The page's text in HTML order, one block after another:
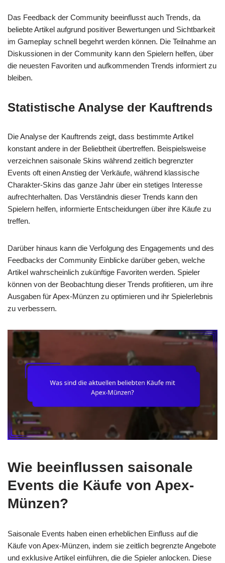
Das Feedback der Community beeinflusst auch Trends, da
beliebte Artikel aufgrund positiver Bewertungen und Sichtbarkeit
im Gameplay schnell begehrt werden können. Die Teilnahme an
Diskussionen in der Community kann den Spielern helfen, über
die neuesten Favoriten und aufkommenden Trends informiert zu
bleiben.
Statistische Analyse der Kauftrends
Die Analyse der Kauftrends zeigt, dass bestimmte Artikel
konstant andere in der Beliebtheit übertreffen. Beispielsweise
verzeichnen saisonale Skins während zeitlich begrenzter
Events oft einen Anstieg der Verkäufe, während klassische
Charakter-Skins das ganze Jahr über ein stetiges Interesse
aufrechterhalten. Das Verständnis dieser Trends kann den
Spielern helfen, informierte Entscheidungen über ihre Käufe zu
treffen.
Darüber hinaus kann die Verfolgung des Engagements und des
Feedbacks der Community Einblicke darüber geben, welche
Artikel wahrscheinlich zukünftige Favoriten werden. Spieler
können von der Beobachtung dieser Trends profitieren, um ihre
Ausgaben für Apex-Münzen zu optimieren und ihr Spielerlebnis
zu verbessern.
Wie beeinflussen saisonale
Events die Käufe von Apex-
Münzen?
Saisonale Events haben einen erheblichen Einfluss auf die
Käufe von Apex-Münzen, indem sie zeitlich begrenzte Angebote
und exklusive Artikel einführen, die die Spieler anlocken. Diese